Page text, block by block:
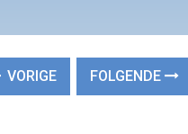
VORIGE FOLGENDE